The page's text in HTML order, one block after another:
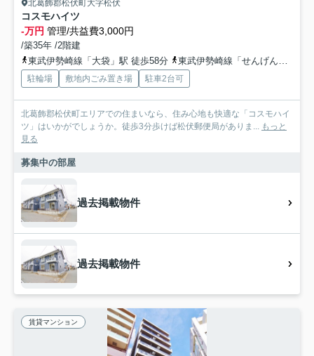
北葛飾郡松伏町大字松伏
コスモハイツ
-万円 管理/共益費3,000円
/築35年 /2階建
東武伊勢崎線「大袋」駅 徒歩58分
東武伊勢崎線「せんげん台」駅 徒歩61分
駐輪場 敷地内ごみ置き場 駐車2台可
北葛飾郡松伏町エリアでの住まいなら、住み心地も快適な「コスモハイ
ツ」はいかがでしょうか。徒歩3分歩けば松伏郵便局がありま... もっと
見る
募集中の部屋
過去掲載物件
過去掲載物件
賃貸マンション